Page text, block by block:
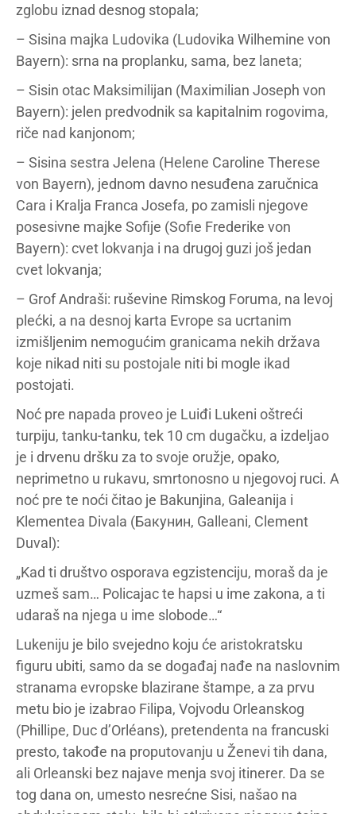
zglobu iznad desnog stopala;
– Sisina majka Ludovika (Ludovika Wilhemine von
Bayern): srna na proplanku, sama, bez laneta;
– Sisin otac Maksimilijan (Maximilian Joseph von
Bayern): jelen predvodnik sa kapitalnim rogovima,
riče nad kanjonom;
– Sisina sestra Jelena (Helene Caroline Therese
von Bayern), jednom davno nesuđena zaručnica
Cara i Kralja Franca Josefa, po zamisli njegove
posesivne majke Sofije (Sofie Frederike von
Bayern): cvet lokvanja i na drugoj guzi još jedan
cvet lokvanja;
– Grof Andraši: ruševine Rimskog Foruma, na levoj
plećki, a na desnoj karta Evrope sa ucrtanim
izmišljenim nemogućim granicama nekih država
koje nikad niti su postojale niti bi mogle ikad
postojati.
Noć pre napada proveo je Luiđi Lukeni oštreći
turpiju, tanku-tanku, tek 10 cm dugačku, a izdeljao
je i drvenu dršku za to svoje oružje, opako,
neprimetno u rukavu, smrtonosno u njegovoj ruci. A
noć pre te noći čitao je Bakunjina, Galeanija i
Klementea Divala (Бакунин, Galleani, Clement
Duval):
„Kad ti društvo osporava egzistenciju, moraš da je
uzmeš sam… Policajac te hapsi u ime zakona, a ti
udaraš na njega u ime slobode…“
Lukeniju je bilo svejedno koju će aristokratsku
figuru ubiti, samo da se događaj nađe na naslovnim
stranama evropske blazirane štampe, a za prvu
metu bio je izabrao Filipa, Vojvodu Orleanskog
(Phillipe, Duc d’Orléans), pretendenta na francuski
presto, takođe na proputovanju u Ženevi tih dana,
ali Orleanski bez najave menja svoj itinerer. Da se
tog dana on, umesto nesrećne Sisi, našao na